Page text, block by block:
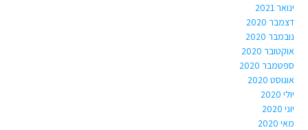
ינואר 2021
דצמבר 2020
נובמבר 2020
אוקטובר 2020
ספטמבר 2020
אוגוסט 2020
יולי 2020
יוני 2020
מאי 2020